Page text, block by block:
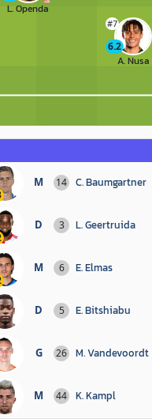
A. Nusa
#7
6.2
L. Openda
M 14 C. Baumgartner
D 3 L. Geertruida
M 6 E. Elmas
D 5 E. Bitshiabu
G 26 M. Vandevoordt
M 44 K. Kampl